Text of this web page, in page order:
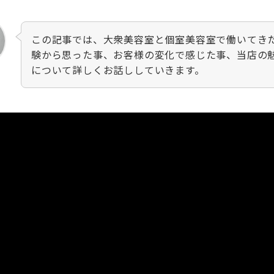
この記事では、大衆美容室と個室美容室で働いてき
験から思った事、お客様の変化で感じた事、当店の
について詳しくお話ししていきます。